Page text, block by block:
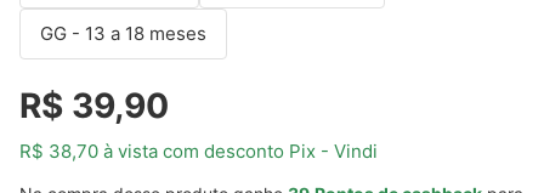
GG - 13 a 18 meses
R$ 39,90
R$ 38,70 à vista com desconto Pix - Vindi